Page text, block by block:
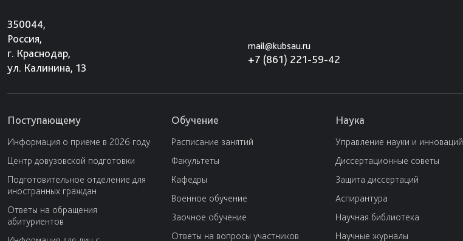
350044,
Россия,
г. Краснодар,
ул. Калинина, 13
mail@kubsau.ru
+7 (861) 221-59-42
Поступающему
Информация о приеме в 2026 году
Центр довузовской подготовки
Подготовительное отделение для
иностранных граждан
Ответы на обращения
абитуриентов
Обучение
Расписание занятий
Факультеты
Кафедры
Военное обучение
Заочное обучение
Ответы на вопросы участников
Наука
Управление науки и инноваций
Диссертационные советы
Защита диссертаций
Аспирантура
Научная библиотека
Научные журналы